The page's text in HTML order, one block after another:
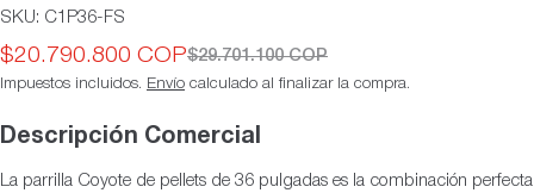
SKU: C1P36-FS
Precio
de
$20.790.800 COP
Precio
habitual
$29.701.100 COP
Impuestos incluidos. Envío calculado al finalizar la compra.
Descripción Comercial
La parrilla Coyote de pellets de 36 pulgadas es la combinación perfecta